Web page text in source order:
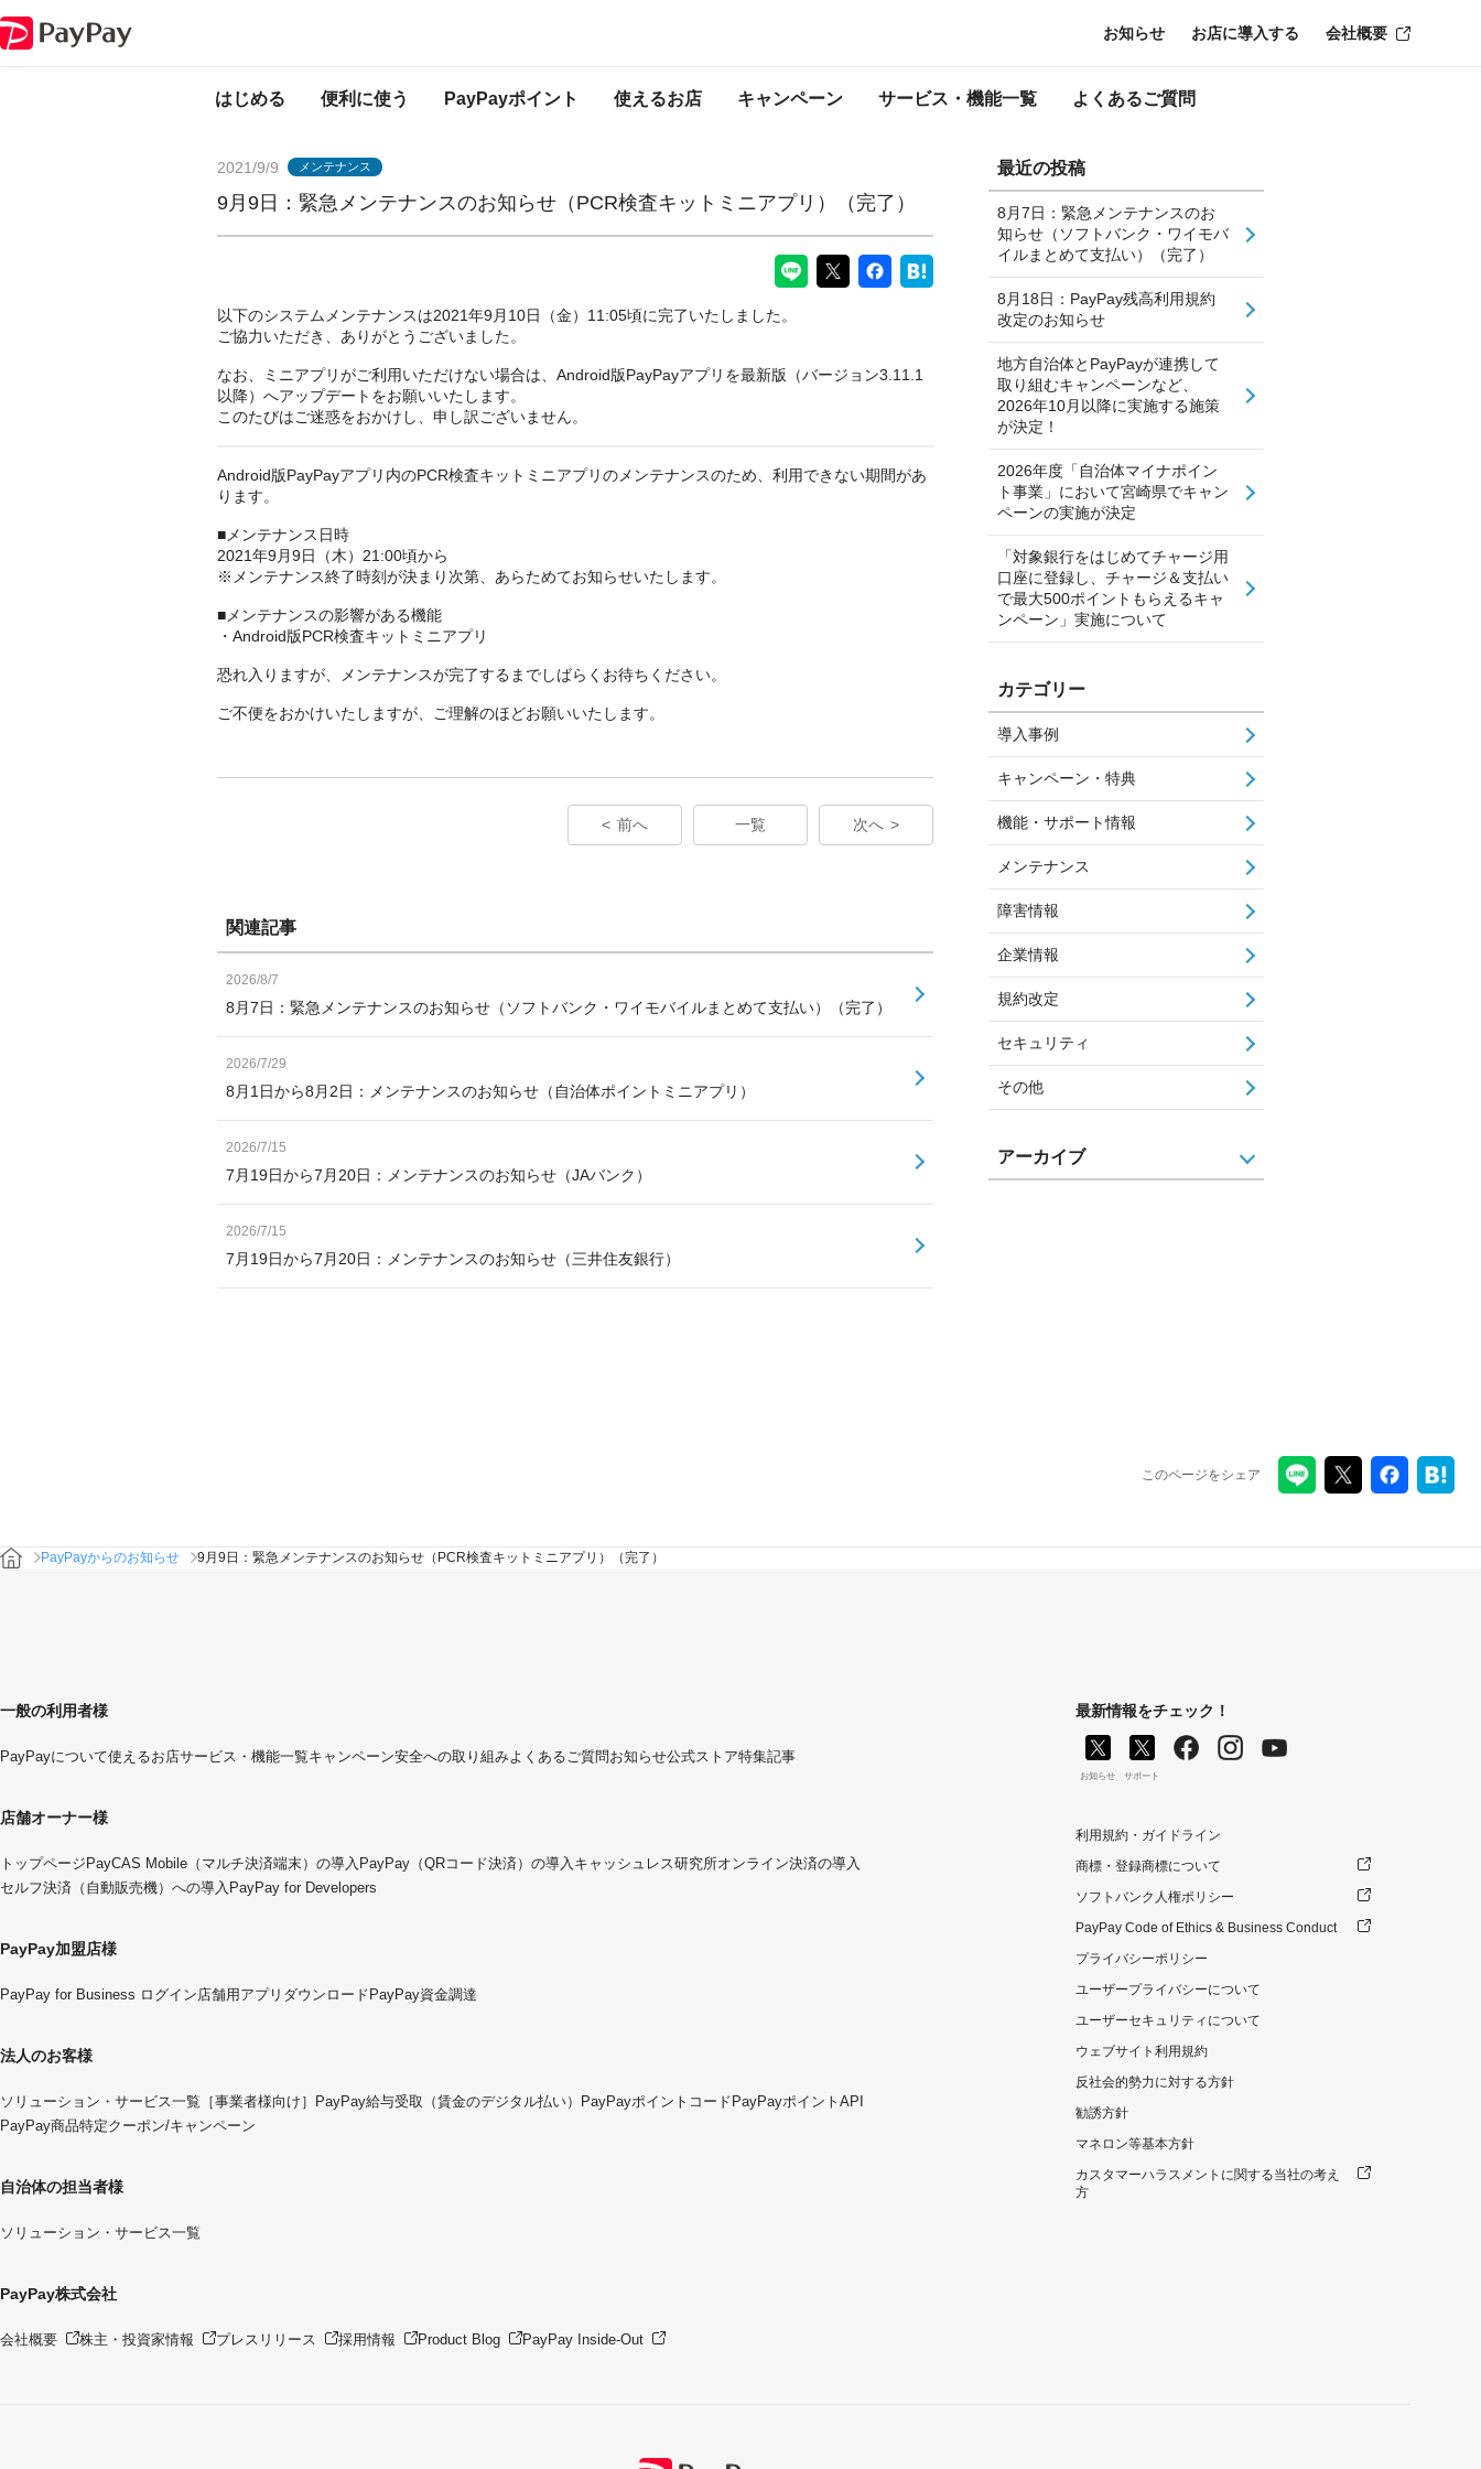
はじめる 便利に使う PayPayポイント 使えるお店 キャンペーン サービス・機能一覧 よくあるご質問
お知らせ お店に導入する 会社概要
PayPayからのお知らせ
2021/9/9 メンテナンス
9月9日：緊急メンテナンスのお知らせ（PCR検査キットミニアプリ）（完了）
以下のシステムメンテナンスは2021年9月10日（金）11:05頃に完了いたしました。
ご協力いただき、ありがとうございました。
なお、ミニアプリがご利用いただけない場合は、Android版PayPayアプリを最新版（バージョン3.11.1
以降）へアップデートをお願いいたします。
このたびはご迷惑をおかけし、申し訳ございません。
Android版PayPayアプリ内のPCR検査キットミニアプリのメンテナンスのため、利用できない期間があ
ります。
■メンテナンス日時
2021年9月9日（木）21:00頃から
※メンテナンス終了時刻が決まり次第、あらためてお知らせいたします。
■メンテナンスの影響がある機能
・Android版PCR検査キットミニアプリ
恐れ入りますが、メンテナンスが完了するまでしばらくお待ちください。
ご不便をおかけいたしますが、ご理解のほどお願いいたします。
前へ 一覧 次へ
関連記事
2026/8/7
8月7日：緊急メンテナンスのお知らせ（ソフトバンク・ワイモバイルまとめて支払い）（完了）
2026/7/29
8月1日から8月2日：メンテナンスのお知らせ（自治体ポイントミニアプリ）
2026/7/15
7月19日から7月20日：メンテナンスのお知らせ（JAバンク）
2026/7/15
7月19日から7月20日：メンテナンスのお知らせ（三井住友銀行）
最近の投稿
8月7日：緊急メンテナンスのお
知らせ（ソフトバンク・ワイモバ
イルまとめて支払い）（完了）
8月18日：PayPay残高利用規約
改定のお知らせ
地方自治体とPayPayが連携して
取り組むキャンペーンなど、
2026年10月以降に実施する施策
が決定！
2026年度「自治体マイナポイン
ト事業」において宮崎県でキャン
ペーンの実施が決定
「対象銀行をはじめてチャージ用
口座に登録し、チャージ＆支払い
で最大500ポイントもらえるキャ
ンペーン」実施について
カテゴリー
導入事例
キャンペーン・特典
機能・サポート情報
メンテナンス
障害情報
企業情報
規約改定
セキュリティ
その他
アーカイブ
このページをシェア
PayPayからのお知らせ 9月9日：緊急メンテナンスのお知らせ（PCR検査キットミニアプリ）（完了）
一般の利用者様
PayPayについて使えるお店サービス・機能一覧キャンペーン安全への取り組みよくあるご質問お知らせ公式ストア特集記事
店舗オーナー様
トップページ PayCAS Mobile（マルチ決済端末）の導入 PayPay（QRコード決済）の導入 キャッシュレス研究所オンライン決済の導入
セルフ決済（自動販売機）への導入 PayPay for Developers
PayPay加盟店様
PayPay for Business ログイン 店舗用アプリダウンロード PayPay資金調達
法人のお客様
ソリューション・サービス一覧 ［事業者様向け］PayPay給与受取（賃金のデジタル払い） PayPayポイントコード PayPayポイントAPI
PayPay商品特定クーポン/キャンペーン
自治体の担当者様
ソリューション・サービス一覧
PayPay株式会社
会社概要 株主・投資家情報 プレスリリース 採用情報 Product Blog PayPay Inside-Out
最新情報をチェック！
お知らせ サポート
利用規約・ガイドライン
商標・登録商標について
ソフトバンク人権ポリシー
PayPay Code of Ethics & Business Conduct
プライバシーポリシー
ユーザープライバシーについて
ユーザーセキュリティについて
ウェブサイト利用規約
反社会的勢力に対する方針
勧誘方針
マネロン等基本方針
カスタマーハラスメントに関する当社の考え
方